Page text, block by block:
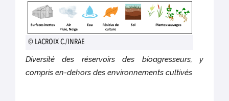
© LACROIX C./INRAE
Diversité des réservoirs des bioagresseurs, y
compris en-dehors des environnements cultivés